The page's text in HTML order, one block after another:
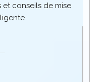
et conseils de mise